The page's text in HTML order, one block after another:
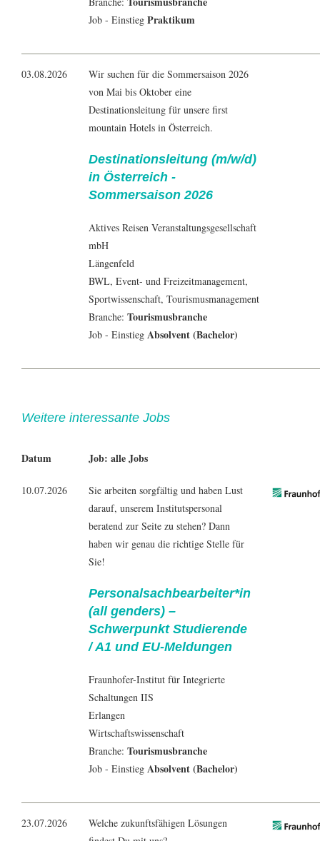
Job - Einstieg Praktikum
03.08.2026
Wir suchen für die Sommersaison 2026
von Mai bis Oktober eine
Destinationsleitung für unsere first
mountain Hotels in Österreich.
Destinationsleitung (m/w/d)
in Österreich -
Sommersaison 2026
Aktives Reisen Veranstaltungsgesellschaft
mbH
Längenfeld
BWL, Event- und Freizeitmanagement,
Sportwissenschaft, Tourismusmanagement
Branche: Tourismusbranche
Job - Einstieg Absolvent (Bachelor)
Weitere interessante Jobs
Datum Job: alle Jobs
10.07.2026
Sie arbeiten sorgfältig und haben Lust
darauf, unserem Institutspersonal
beratend zur Seite zu stehen? Dann
haben wir genau die richtige Stelle für
Sie!
Personalsachbearbeiter*in
(all genders) –
Schwerpunkt Studierende
/ A1 und EU-Meldungen
Fraunhofer-Institut für Integrierte
Schaltungen IIS
Erlangen
Wirtschaftswissenschaft
Branche: Tourismusbranche
Job - Einstieg Absolvent (Bachelor)
23.07.2026
Welche zukunftsfähigen Lösungen